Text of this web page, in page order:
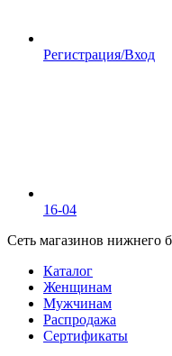
Регистрация/Вход
16-04
Сеть магазинов нижнего
Каталог
Женщинам
Мужчинам
Распродажа
Сертификаты